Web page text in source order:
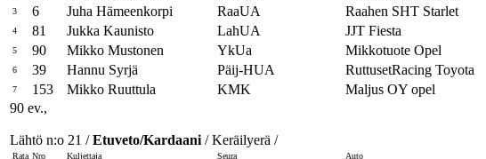
3 6 Juha Hämeenkorpi RaaUA Raahen SHT Starlet
4 81 Jukka Kaunisto LahUA JJT Fiesta
5 90 Mikko Mustonen YkUa Mikkotuote Opel
6 39 Hannu Syrjä Päij-HUA RuttusetRacing Toyota
7 153 Mikko Ruuttula KMK Maljus OY opel
90 ev.,
Lähtö n:o 21 /Etuveto/Kardaani / Keräilyerä /
Rata Nro Kuljettaja Seura Auto